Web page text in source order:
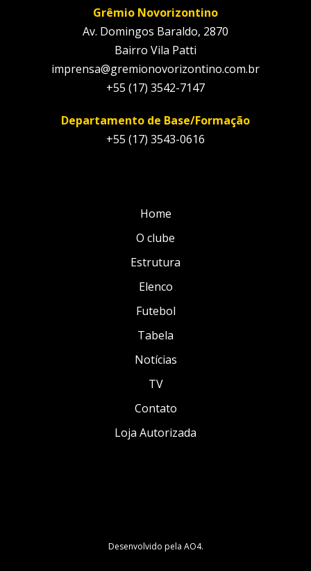
Grêmio Novorizontino
Av. Domingos Baraldo, 2870
Bairro Vila Patti
imprensa@gremionovorizontino.com.br
+55 (17) 3542-7147
Departamento de Base/Formação
+55 (17) 3543-0616
Home
O clube
Estrutura
Elenco
Futebol
Tabela
Notícias
TV
Contato
Loja Autorizada
Desenvolvido pela AO4.